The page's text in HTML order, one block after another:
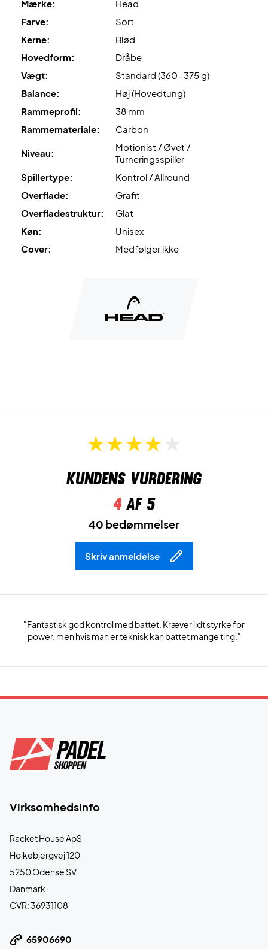
konstrueret, hvilket giver den bedste performance.
Power foam
: Med dette skum vil du opnå en fart der vil
frigiver kraft og power til dit slag.
Kvalitets padelbat til skarp pris - Graphene 360+ Alpha
Pro
Padel battet leveres uden cover.
Mærke:
Head
Farve:
Sort
Kerne:
Blød
Hovedform:
Dråbe
Vægt:
Standard (360-375 g)
Balance:
Høj (Hovedtung)
Rammeprofil:
38 mm
Rammemateriale:
Carbon
Niveau:
Motionist / Øvet /
Turneringsspiller
Spillertype:
Kontrol / Allround
Overflade:
Grafit
Overfladestruktur:
Glat
Køn:
Unisex
Cover:
Medfølger ikke
Kundens vurdering
4 af 5
40 bedømmelser
Skriv anmeldelse
"Fantastisk god kontrol med battet. Kræver lidt styrke for
power, men hvis man er teknisk kan battet mange ting."
Virksomhedsinfo
Racket House ApS
Holkebjergvej 120
5250 Odense SV
Danmark
CVR: 36931108
65906690